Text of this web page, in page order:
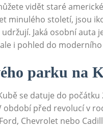
vidět ⁢staré
minulého století, jsou⁤
Jaká osobní auta
i pohled do
parku na⁣
se datuje do
‌před revolucí v
Chevrolet nebo